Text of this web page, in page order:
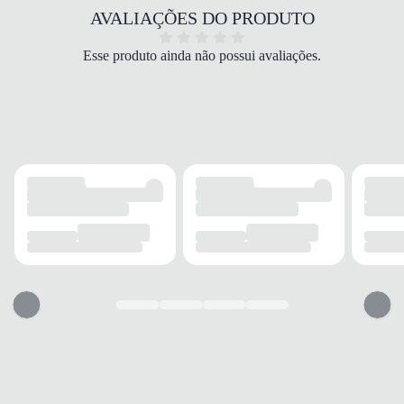
SOLADO
Borracha
ADERÊNCIA
Alta
Suave
FORRO
AVALIAÇÕES DO PRODUTO
Esse produto ainda não possui avaliações.